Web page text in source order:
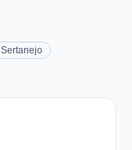
Sertanejo